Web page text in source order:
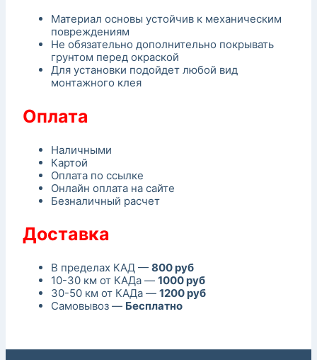
Материал основы устойчив к механическим
повреждениям
Не обязательно дополнительно покрывать
грунтом перед окраской
Для установки подойдет любой вид
монтажного клея
Оплата
Наличными
Картой
Оплата по ссылке
Онлайн оплата на сайте
Безналичный расчет
Доставка
В пределах КАД — 800 руб
10-30 км от КАДа — 1000 руб
30-50 км от КАДа — 1200 руб
Самовывоз — Бесплатно